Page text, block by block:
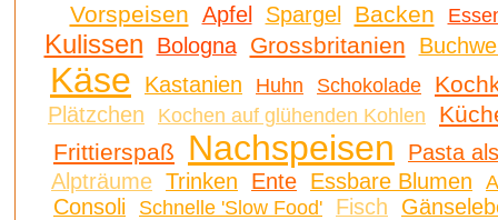
Vorspeisen Apfel Spargel Backen
Kulissen Bologna Grossbritanien
Käse Kastanien Huhn Schokolade
Plätzchen Kochen auf glühenden Kohlen
Frittierspaß
Nachspeisen
Pasta
Alpträume Trinken Ente Essbare Blumen
Consoli Schnelle 'Slow Food' Fisch